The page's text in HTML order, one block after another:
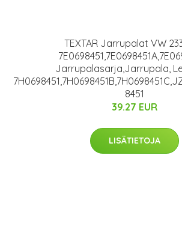
TEXTAR Jarrupalat VW
Jarrupalasarja,Jarrupala,
8451
39.27 EUR
LISÄTIETOJA